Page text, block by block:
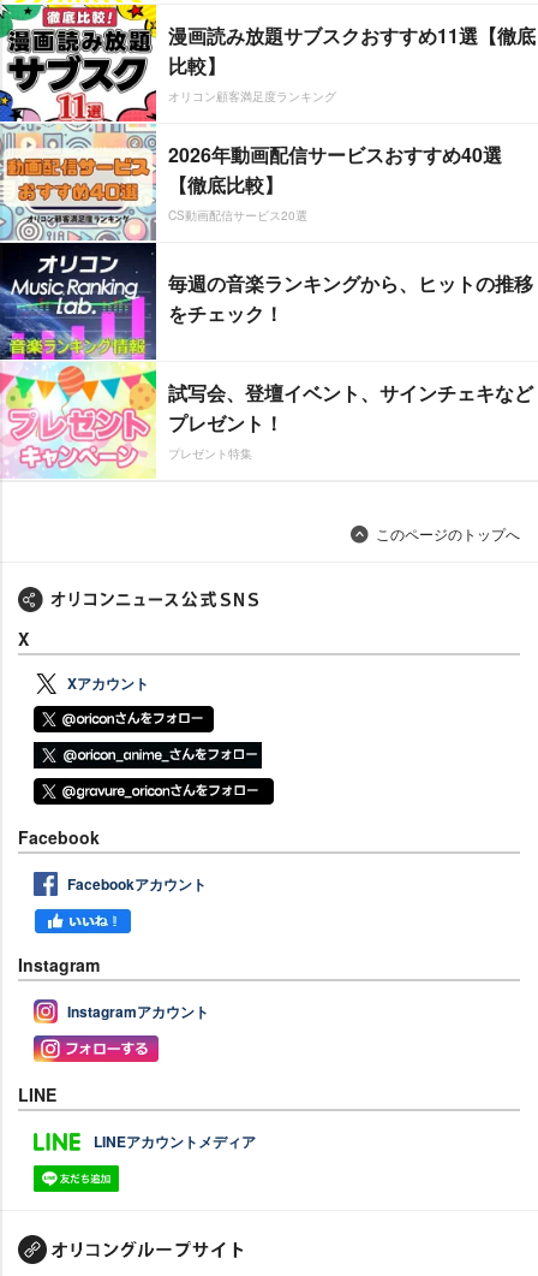
漫画読み放題サブスクおすすめ11選【徹底
比較】
オリコン顧客満足度ランキング
2026年動画配信サービスおすすめ40選
【徹底比較】
CS動画配信サービス20選
毎週の音楽ランキングから、ヒットの推移
をチェック！
試写会、登壇イベント、サインチェキなど
プレゼント！
プレゼント特集
このページのトップへ
X
Xアカウント
Facebook
Facebookアカウント
Instagram
Instagramアカウント
LINE
LINEアカウントメディア